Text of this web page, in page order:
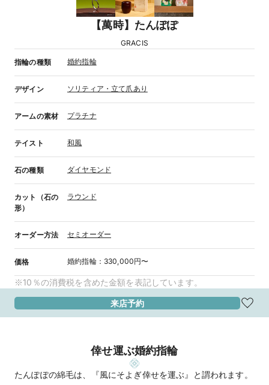
【萬時】たんぽぽ
GRACIS
指輪の種類 婚約指輪
デザイン ソリティア・立て爪あり
アームの素材 プラチナ
テイスト 和風
石の種類 ダイヤモンド
カット（石の
形）
ラウンド
オーダー方法 セミオーダー
価格 婚約指輪： 330,000円〜
※10％の消費税を含めた金額を表記しています。
来店予約
倖せ運ぶ婚約指輪
たんぽぽの綿毛は、『風にそよぎ倖せを運ぶ』と謂われます。